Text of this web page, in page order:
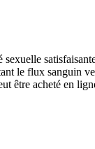
le flux sanguin
être acheté en